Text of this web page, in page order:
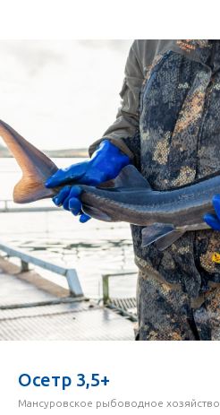
Осетр 3,5+
Мансуровское рыбоводное хозяйство